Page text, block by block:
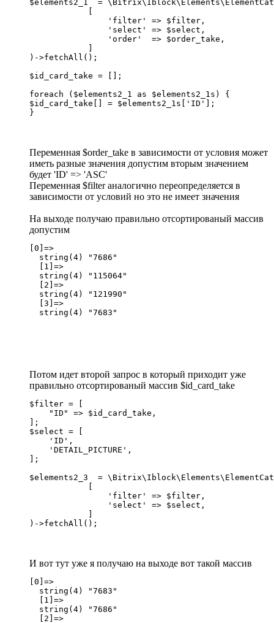
$elements2_1  =
                'filter' => $filter,
                'select' => $select,
                'order'  => $order_take,
)->fetchAll();
$id_card_take = [];
foreach ($elements2_1 as $elements2_1s) {
$id_card_take[] = $elements2_1s['ID'];
}
Переменная $order_take в зависимости от условия может
иметь разные значения допустим вторым значением
будет 'ID' => 'ASC'
Переменная $filter аналогично переопределяется в
зависимости от условий но это не имеет значения
На выходе получаю правильно отсортированый массив
допустим
[0]=>
  string(4) "7686"
  [1]=>
  string(4) "115064"
  [2]=>
  string(4) "121990"
  [3]=>
  string(4) "7683"
Потом идет второй запрос в который приходит уже
правильно отсортированый массив $id_card_take
$filter = [
    "ID" => $id_card_take,
];
$select = [
    'ID',
    'DETAIL_PICTURE',
];
$elements2_3  =
                'filter' => $filter,
                'select' => $select,
)->fetchAll();
И вот тут уже я получаю на выходе вот такой массив
[0]=>
  string(4) "7683"
  [1]=>
  string(4) "7686"
  [2]=>